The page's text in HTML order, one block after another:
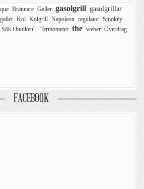
Brännare Galler gasolgrill gasolgrillar
Kol Kolgrill Napoleon regulator Smokey
Sök i butiken'" Termometer the weber Överdrag
FACEBOOK